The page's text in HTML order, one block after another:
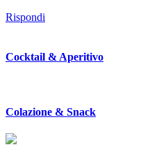
Rispondi
Cocktail & Aperitivo
Colazione & Snack